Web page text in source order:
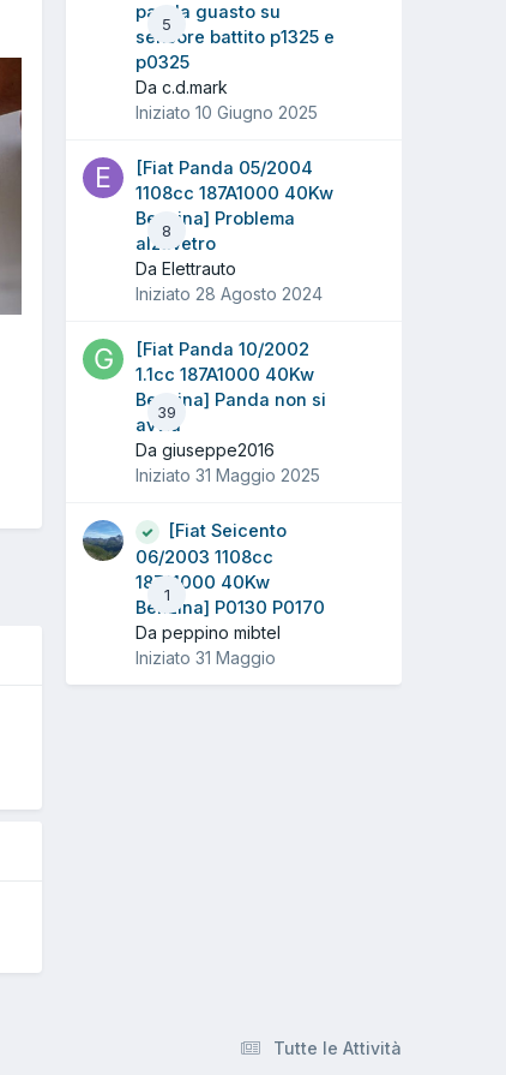
5
panda guasto su
sensore battito p1325 e
p0325
Da c.d.mark
Iniziato 10 Giugno 2025
8
[Fiat Panda 05/2004
1108cc 187A1000 40Kw
Benzina] Problema
alzavetro
Da Elettrauto
Iniziato 28 Agosto 2024
39
[Fiat Panda 10/2002
1.1cc 187A1000 40Kw
Benzina] Panda non si
avvia
Da giuseppe2016
Iniziato 31 Maggio 2025
1
[Fiat Seicento
06/2003 1108cc
187A1000 40Kw
Benzina] P0130 P0170
Da peppino mibtel
Iniziato 31 Maggio
Tutte le Attività